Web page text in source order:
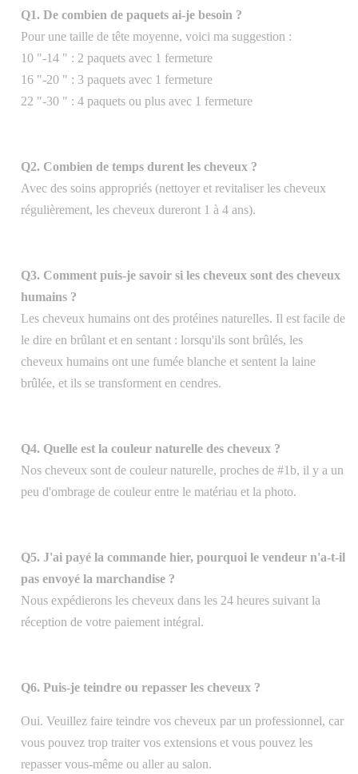
Q1. De combien de paquets ai-je besoin ?
Pour une taille de tête moyenne, voici ma suggestion :
10 "-14 " : 2 paquets avec 1 fermeture
16 "-20 " : 3 paquets avec 1 fermeture
22 "-30 " : 4 paquets ou plus avec 1 fermeture
Q2. Combien de temps durent les cheveux ?
Avec des soins appropriés (nettoyer et revitaliser les cheveux
régulièrement, les cheveux dureront 1 à 4 ans).
Q3. Comment puis-je savoir si les cheveux sont des cheveux
humains ?
Les cheveux humains ont des protéines naturelles. Il est facile de
le dire en brûlant et en sentant : lorsqu'ils sont brûlés, les
cheveux humains ont une fumée blanche et sentent la laine
brûlée, et ils se transforment en cendres.
Q4. Quelle est la couleur naturelle des cheveux ?
Nos cheveux sont de couleur naturelle, proches de #1b, il y a un
peu d'ombrage de couleur entre le matériau et la photo.
Q5. J'ai payé la commande hier, pourquoi le vendeur n'a-t-il
pas envoyé la marchandise ?
Nous expédierons les cheveux dans les 24 heures suivant la
réception de votre paiement intégral.
Q6. Puis-je teindre ou repasser les cheveux ?
Oui. Veuillez faire teindre vos cheveux par un professionnel, car
vous pouvez trop traiter vos extensions et vous pouvez les
repasser vous-même ou aller au salon.